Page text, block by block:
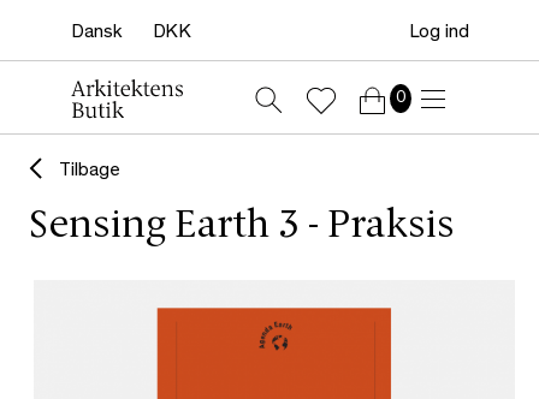
Log ind
0
Tilbage
Sensing Earth 3 - Praksis